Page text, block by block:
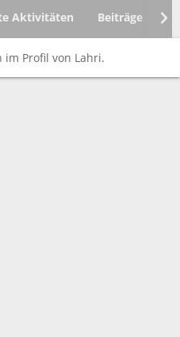
Aktivitäten Beiträge
im Profil von Lahri.